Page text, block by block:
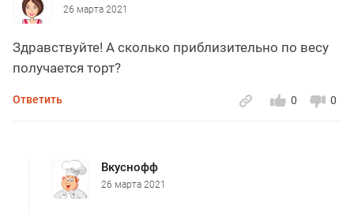
26 марта 2021
Здравствуйте! А сколько приблизительно по весу
получается торт?
0
0
Ответить
Вкуснофф
26 марта 2021